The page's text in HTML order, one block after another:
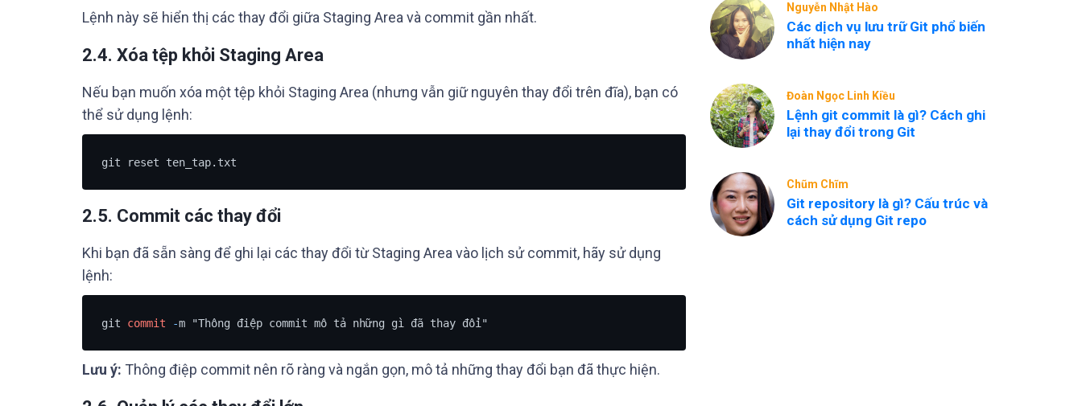
Lệnh này sẽ hiển thị các thay đổi giữa Staging Area và commit gần nhất.
2.4. Xóa tệp khỏi Staging Area
Nếu bạn muốn xóa một tệp khỏi Staging Area (nhưng vẫn giữ nguyên thay đổi trên đĩa), bạn có
thể sử dụng lệnh:
git reset ten_tap.txt
2.5. Commit các thay đổi
Khi bạn đã sẵn sàng để ghi lại các thay đổi từ Staging Area vào lịch sử commit, hãy sử dụng
lệnh:
git commit -m "Thông điệp commit mô tả những gì đã thay đổi"
Lưu ý: Thông điệp commit nên rõ ràng và ngắn gọn, mô tả những thay đổi bạn đã thực hiện.
Nguyễn Nhật Hào
Các dịch vụ lưu trữ Git phổ biến
nhất hiện nay
Đoàn Ngọc Linh Kiều
Lệnh git commit là gì? Cách ghi
lại thay đổi trong Git
Chũm Chĩm
Git repository là gì? Cấu trúc và
cách sử dụng Git repo